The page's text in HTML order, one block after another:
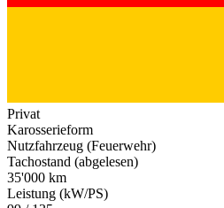
Privat
Karosserieform
Nutzfahrzeug (Feuerwehr)
Tachostand (abgelesen)
35'000 km
Leistung (kW/PS)